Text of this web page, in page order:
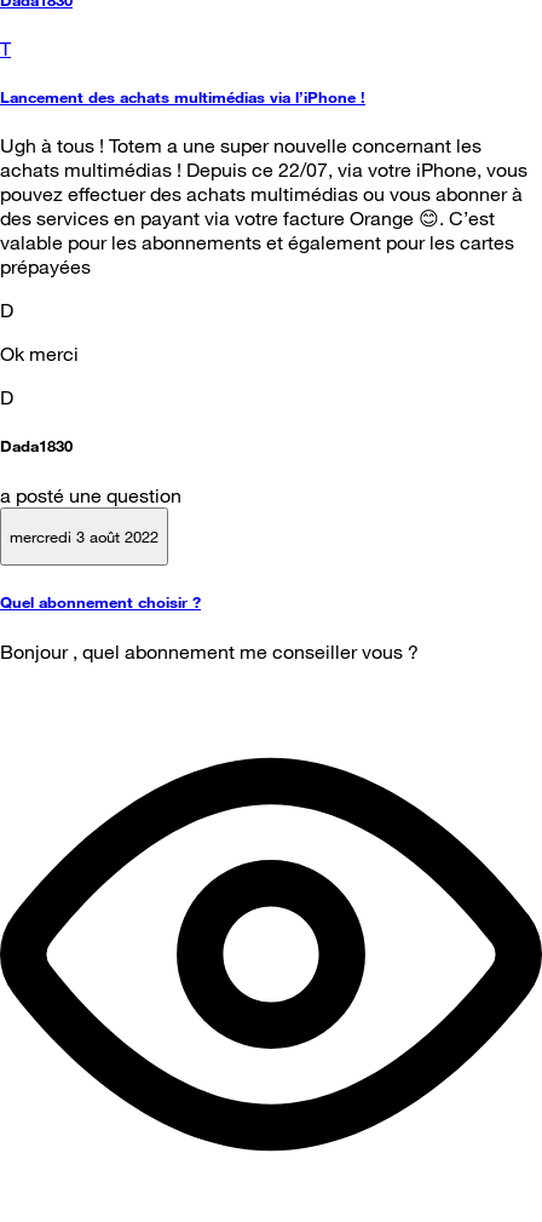
T
Lancement des achats multimédias via l’iPhone !
Ugh à tous ! Totem a une super nouvelle concernant les
achats multimédias ! Depuis ce 22/07, via votre iPhone, vous
pouvez effectuer des achats multimédias ou vous abonner à
des services en payant via votre facture Orange 😊. C’est
valable pour les abonnements et également pour les cartes
prépayées
D
Ok merci
D
Dada1830
a posté une question
mercredi 3 août 2022
Quel abonnement choisir ?
Bonjour , quel abonnement me conseiller vous ?